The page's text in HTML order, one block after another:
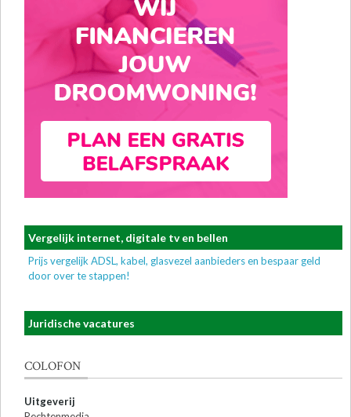
Vergelijk internet, digitale tv en bellen
Prijs vergelijk ADSL, kabel, glasvezel aanbieders en bespaar geld
door over te stappen!
Juridische vacatures
COLOFON
Uitgeverij